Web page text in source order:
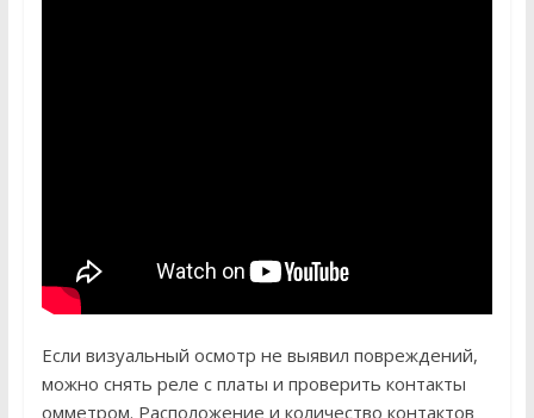
Если визуальный осмотр не выявил повреждений,
можно снять реле с платы и проверить контакты
омметром. Расположение и количество контактов